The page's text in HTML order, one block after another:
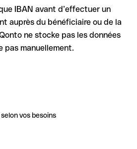
commerciales.
IBAN avant d’effectuer un
auprès du bénéficiaire ou de la
ne stocke pas les données
pas manuellement.
vos besoins